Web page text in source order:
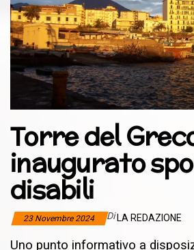
Torre del
inaugurato
disabili
23 Novembre 2024 Di LA REDAZIONE
Uno punto informativo a